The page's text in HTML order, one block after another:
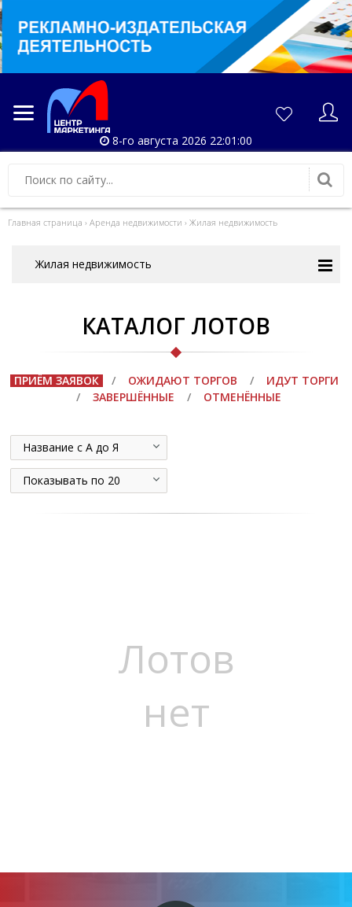
8-го августа 2026 22:01:00
Главная страница › Аренда недвижимости › Жилая недвижимость
Жилая недвижимость
КАТАЛОГ ЛОТОВ
ПРИЁМ ЗАЯВОК / ОЖИДАЮТ ТОРГОВ /
ИДУТ ТОРГИ
/
ЗАВЕРШЁННЫЕ / ОТМЕНЁННЫЕ
Название с А до Я
Показывать по 20
Лотов
нет